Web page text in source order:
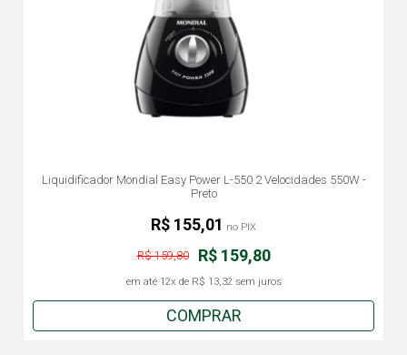
Liquidificador Mondial Easy Power L-550 2 Velocidades 550W -
Preto
R$ 159,80
R$ 159,80
em até 12x de R$ 13,32sem juros
R$ 155,01 no PIX
COMPRAR